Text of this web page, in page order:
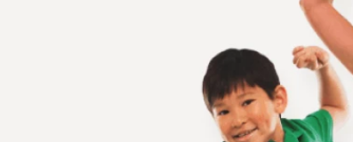
massa modelar acrilex soft 500g
cartolina dupla face
pincel
tinta guache 250ml